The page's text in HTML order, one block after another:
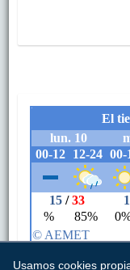
Usamos cookies